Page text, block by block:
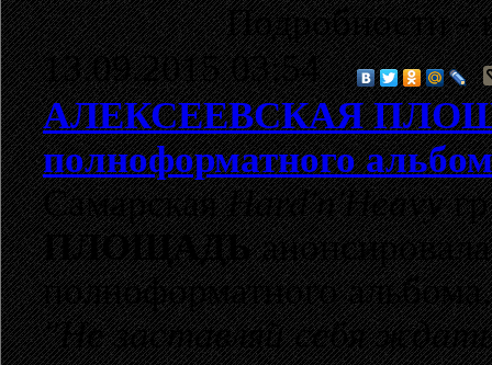
Подробности -
13.09.2015 03:54
АЛЕКСЕЕВСКАЯ
полноформатного
СамарскаяHard'n'Heavy
ПЛОЩАДЬ
полноформатного
"Не заставляй себя